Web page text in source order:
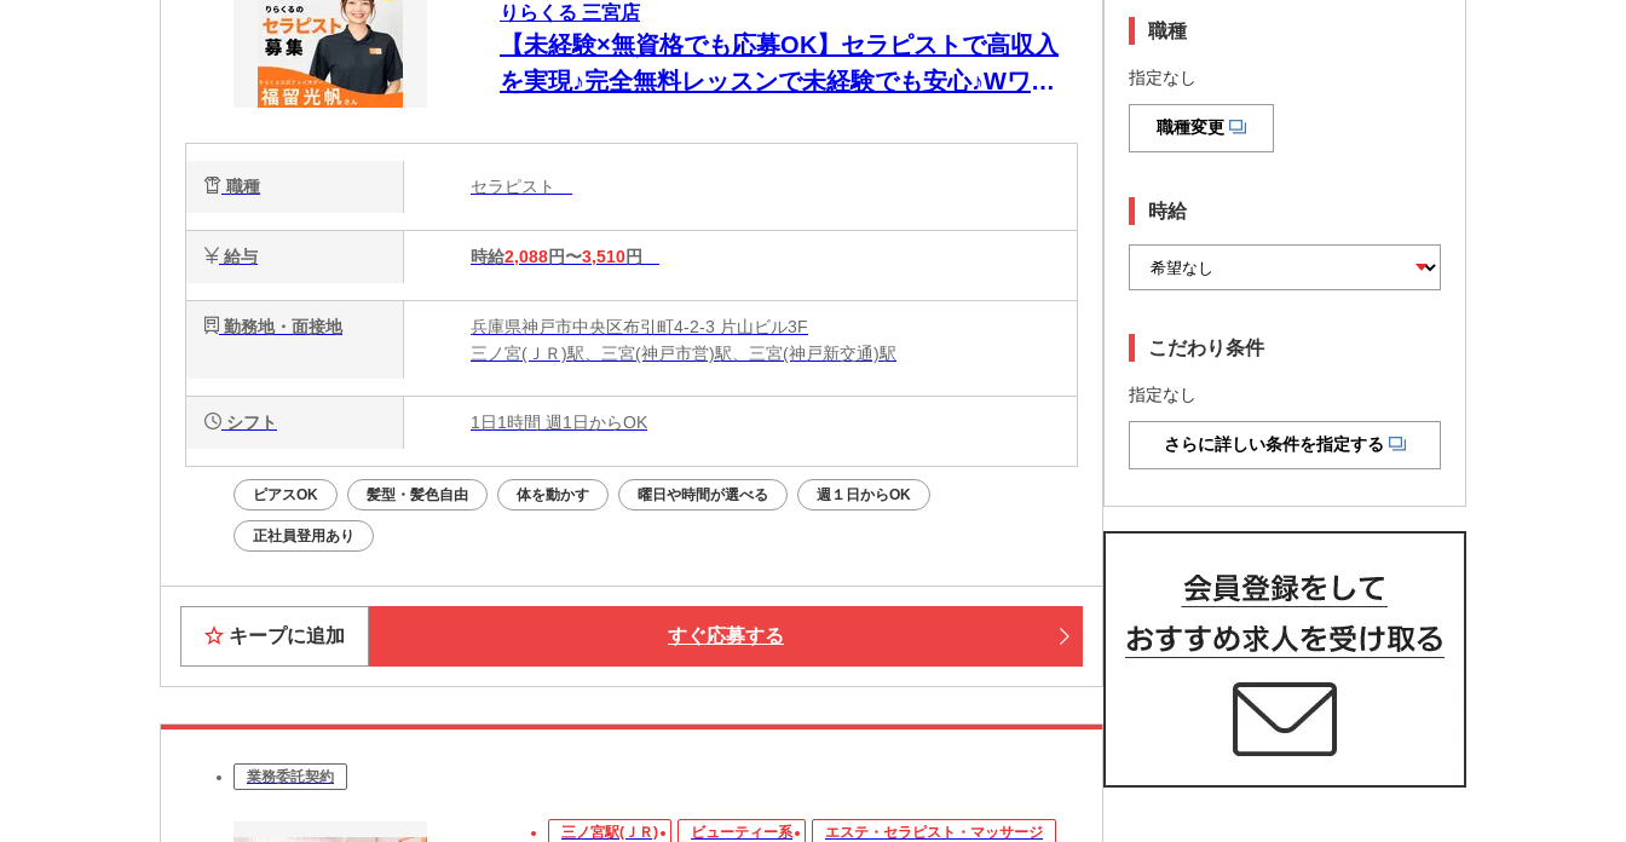
りらくる 三宮店
【未経験×無資格でも応募OK】セラピストで高収入
を実現♪完全無料レッスンで未経験でも安心♪Wワー
職種 セラピスト
給与 時給2,088円〜3,510円
勤務地・面接地
兵庫県神戸市中央区布引町4-2-3 片山ビル3F
三ノ宮(ＪＲ)駅、三宮(神戸市営)駅、三宮(神戸新交通)駅
シフト 1日1時間 週1日からOK
ピアスOK 髪型・髪色自由 体を動かす 曜日や時間が選べる 週１日からOK
正社員登用あり
キープに追加 すぐ応募する
業務委託契約
三ノ宮駅(ＪＲ) ビューティー系 エステ・セラピスト・マッサージ
職種
指定なし
職種変更
時給
こだわり条件
指定なし
さらに詳しい条件を指定する